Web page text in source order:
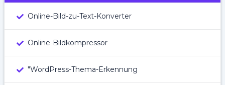
Online-Bild-zu-Text-Konverter
Online-Bildkompressor
"WordPress-Thema-Erkennung